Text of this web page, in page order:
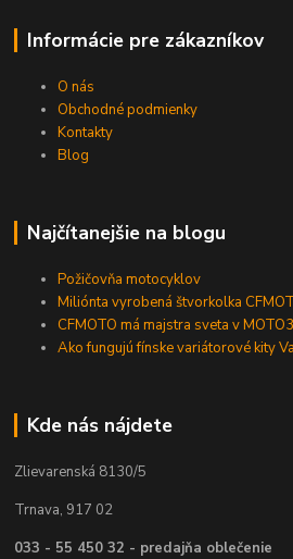
Informácie pre zákazníkov
O nás
Obchodné podmienky
Kontakty
Blog
Najčítanejšie na blogu
Požičovňa motocyklov
Miliónta vyrobená štvorkolka
CFMOTO má majstra sveta v MOTO3
Ako fungujú fínske variátorové kity
Kde nás nájdete
Zlievarenská 8130/5
Trnava, 917 02
033 - 55 450 32 - predajňa oblečenie